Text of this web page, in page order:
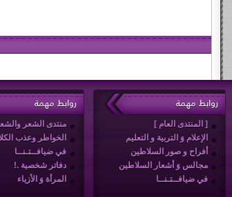
روابط مهمة
[ المنتدى العام ]
الإعلام وَ التربية و التعليم
أفراح و صور السلاطين
مجالس وَ أشعار السلاطين
في ضيافــتـنــا
روابط مهمة
منتدى الشعر
الخواطر وعذب
في ضيافــتـنــا
دفاتر شخصية .!
المرأة وَ الأزياء